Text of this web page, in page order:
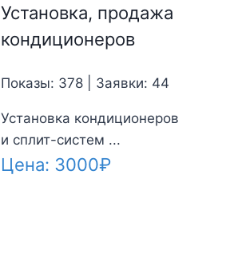
Установка, продажа
кондиционеров
Показы: 378 | Заявки: 44
Установка кондиционеров
и сплит-систем ...
Цена: 3000₽